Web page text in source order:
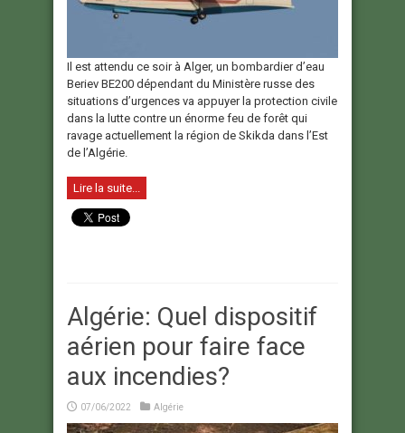
Il est attendu ce soir à Alger, un bombardier d’eau
Beriev BE200 dépendant du Ministère russe des
situations d’urgences va appuyer la protection civile
dans la lutte contre un énorme feu de forêt qui
ravage actuellement la région de Skikda dans l’Est
de l’Algérie.
Lire la suite...
Algérie: Quel dispositif
aérien pour faire face
aux incendies?
07/06/2022 Algérie